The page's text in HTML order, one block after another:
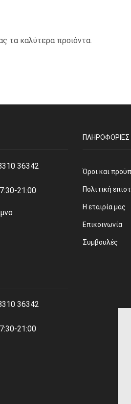
τα καλύτερα προιόντα.
36342
21:00
36342
21:00
ΠΛΗΡΟΦΟΡΊΕΣ
Όροι και
Πολιτική
Η εταιρία μας
Επικοινωνία
Συμβουλές